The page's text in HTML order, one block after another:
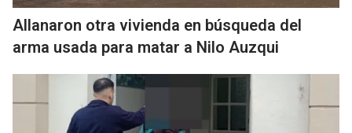
Allanaron otra vivienda en búsqueda del
arma usada para matar a Nilo Auzqui